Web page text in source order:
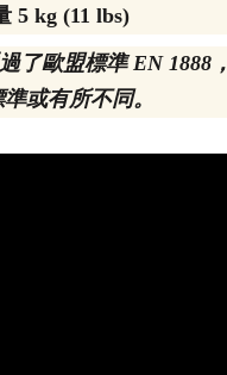
5 kg (11 lbs)
了歐盟標準 EN
或有所不同。